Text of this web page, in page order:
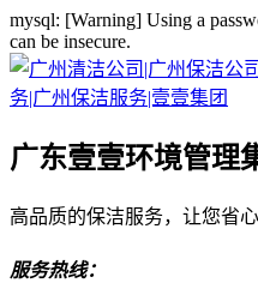
mysql: [Warning] Using a
can be insecure.
广东壹壹环境管理
高品质的保洁服务，让您省
服务热线：